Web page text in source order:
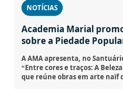
NOTÍCIAS
Academia Marial
sobre a Piedade
A AMA apresenta, no
“Entre cores e traços: A
que reúne obras em arte naïf